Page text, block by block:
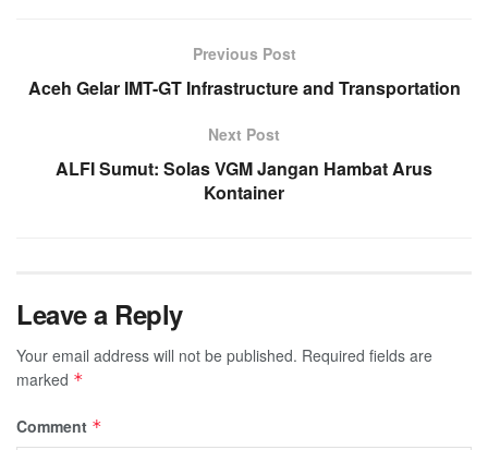
Previous Post
Aceh Gelar IMT-GT Infrastructure and Transportation
Next Post
ALFI Sumut: Solas VGM Jangan Hambat Arus
Kontainer
Leave a Reply
Your email address will not be published. Required fields are
marked *
Comment *